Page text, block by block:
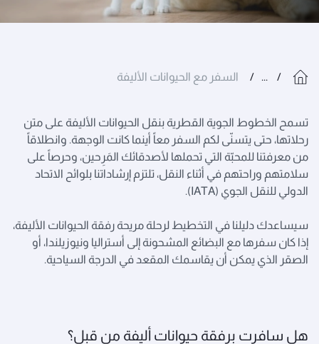
... السفر مع الحيوانات الأليفة
تسمح الخطوط الجوية القطرية بنقل الحيوانات الأليفة على متن
رحلاتها، حتى يتسنّى لكم السفر معاً أينما كانت الوجهة. وانطلاقاً
من معرفتنا للمحبّة التي تحملها لأصدقائك المَرِحين، وحرصاً على
سلامتهم وراحتهم في أثناء النقل، تلتزم إرشاداتنا بلوائح الاتحاد
الدولي للنقل الجوي (IATA).
سيساعدك دليلنا في التخطيط لرحلة مريحة رفقة الحيوانات الأليفة،
إذا كان سفرها مع البضائع المشحونة إلى أستراليا ونيوزيلندا، أو
الصقر الذي يمكن أن يقاسمك المقعد في الدرجة السياحية.
هل سافرت برفقة حيوانات أليفة من قبل؟